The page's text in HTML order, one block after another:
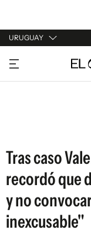
URUGUAY
URUGUAY
ARGENTINA
Tras caso
recordó que
y no
inexcusable"